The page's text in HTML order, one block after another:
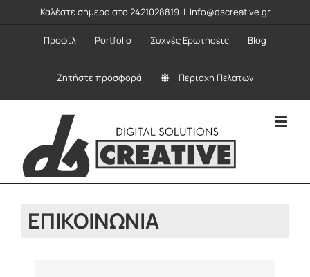
Μετάβαση
περιεχόμενο
Καλέστε σήμερα στο 2421028819 | info@dscreative.gr
Προφίλ Portfolio Συχνές Ερωτήσεις Blog
Ζητήστε προσφορά Περιοχή Πελατών
ΕΠΙΚΟΙΝΩΝΊΑ